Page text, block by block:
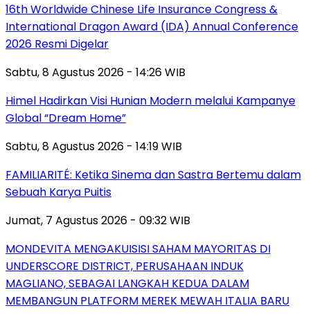
16th Worldwide Chinese Life Insurance Congress &
International Dragon Award (IDA) Annual Conference
2026 Resmi Digelar
Sabtu, 8 Agustus 2026 - 14:26 WIB
Himel Hadirkan Visi Hunian Modern melalui Kampanye
Global “Dream Home”
Sabtu, 8 Agustus 2026 - 14:19 WIB
FAMILIARITÉ: Ketika Sinema dan Sastra Bertemu dalam
Sebuah Karya Puitis
Jumat, 7 Agustus 2026 - 09:32 WIB
MONDEVITA MENGAKUISISI SAHAM MAYORITAS DI
UNDERSCORE DISTRICT, PERUSAHAAN INDUK
MAGLIANO, SEBAGAI LANGKAH KEDUA DALAM
MEMBANGUN PLATFORM MEREK MEWAH ITALIA BARU